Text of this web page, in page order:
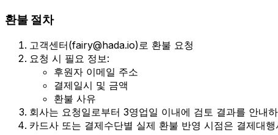
환불 절차
고객센터(fairy@hada.io)로 환불 요청
요청 시 필요 정보:
후원자 이메일 주소
결제일시 및 금액
환불 사유
회사는 요청일로부터 3영업일 이내에 검토 결과를 안내
카드사 또는 결제수단별 실제 환불 반영 시점은 결제대